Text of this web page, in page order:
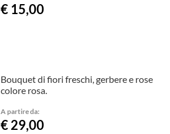
€ 15,00
Bouquet di fiori freschi, gerbere e rose
colore rosa.
A partire da:
€ 29,00